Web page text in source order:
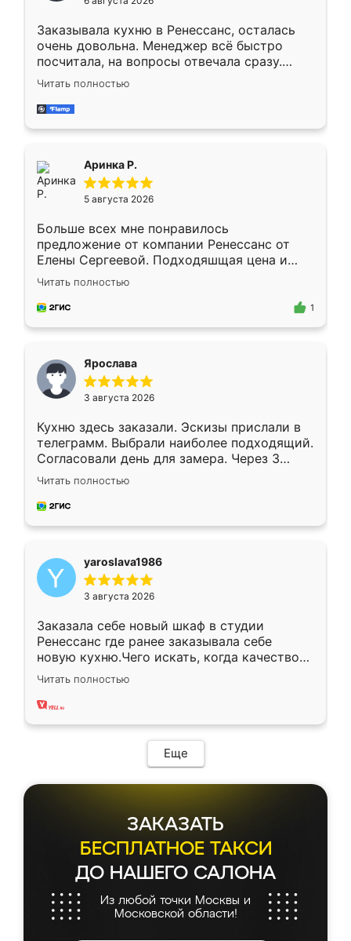
мебели буду заказывать только здесь.
Заказывала кухню в Ренессанс, осталась
очень довольна. Менеджер всё быстро
посчитала, на вопросы отвечала сразу.
Замерщик приехал в субботу, подошёл к
делу со всей ответственностью. Собрали
за день, ребята работали аккуратно, даже
Читать полностью
Аринка Р.
5 августа 2026
Больше всех мне понравилось
предложение от компании Ренессанс от
Елены Сергеевой. Подходяшщая цена и
короткие сроки изготовления. Приехавший
для замера сотрудник Владислав
предложил по моему эскизу самый
Читать полностью
1
Ярослава
3 августа 2026
Кухню здесь заказали. Эскизы прислали в
телеграмм. Выбрали наиболее подходящий.
Согласовали день для замера. Через 3
недели кухня была уже готова. Остались
довольны работой. Спасибо Ренессанс
мебель за качественную работу!
Читать полностью
yaroslava1986
3 августа 2026
Заказала себе новый шкаф в студии
Ренессанс где ранее заказывала себе
новую кухню.Чего искать, когда качеством
вполне довольна. Служит кухня уже почти
два года, нареканий нет.
Читать полностью
Еще
ЗАКАЗАТЬ
БЕСПЛАТНОЕ ТАКСИ
ДО НАШЕГО САЛОНА
Из любой точки Москвы и
Московской области!